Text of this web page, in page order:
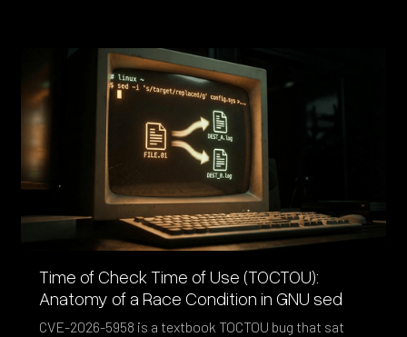
Time of Check Time of Use (TOCTOU):
Anatomy of a Race Condition in GNU sed
CVE-2026-5958 is a textbook TOCTOU bug that sat